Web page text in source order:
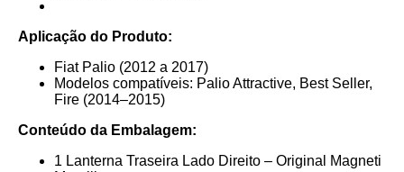
Aplicação do Produto:
Fiat Palio (2012 a 2017)
Modelos compatíveis: Palio Attractive, Best Seller,
Fire (2014–2015)
Conteúdo da Embalagem:
1 Lanterna Traseira Lado Direito – Original Magneti